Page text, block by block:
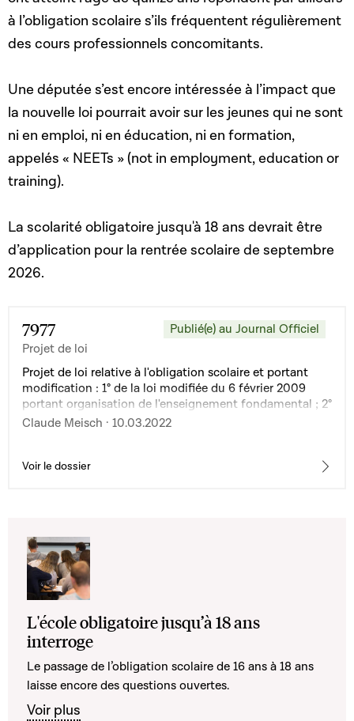
à l’obligation scolaire s’ils fréquentent régulièrement
des cours professionnels concomitants.
Une députée s’est encore intéressée à l’impact que
la nouvelle loi pourrait avoir sur les jeunes qui ne sont
ni en emploi, ni en éducation, ni en formation,
appelés « NEETs » (not in employment, education or
training).
La scolarité obligatoire jusqu'à 18 ans devrait être
d’application pour la rentrée scolaire de septembre
2026.
7977
Projet de loi
Publié(e) au Journal Officiel
Projet de loi relative à l'obligation scolaire et portant
modification : 1° de la loi modifiée du 6 février 2009
portant organisation de l'enseignement fondamental ; 2°
de la loi modifiée du 18 mars 2013 relative aux
Claude Meisch · 10.03.2022
Voir le dossier
L'école obligatoire jusqu’à 18 ans
interroge
Le passage de l’obligation scolaire de 16 ans à 18 ans
laisse encore des questions ouvertes.
Voir plus